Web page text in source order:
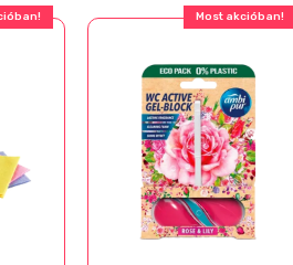
Most akcióban!